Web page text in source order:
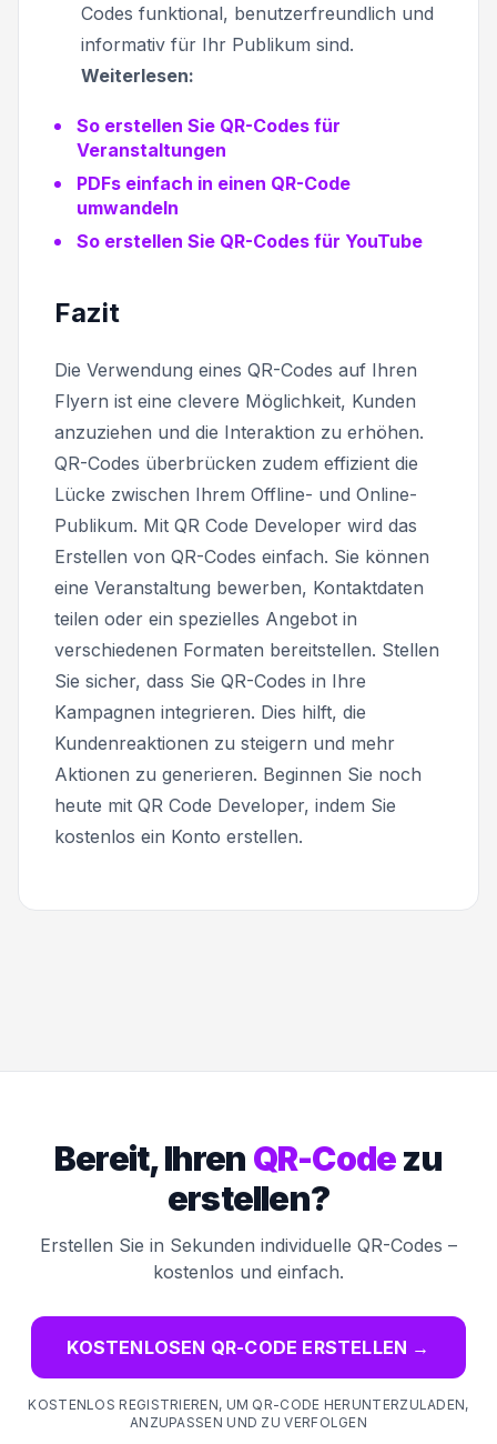
Codes funktional, benutzerfreundlich und
informativ für Ihr Publikum sind.
Weiterlesen:
So erstellen Sie QR-Codes für
Veranstaltungen
PDFs einfach in einen QR-Code
umwandeln
So erstellen Sie QR-Codes für YouTube
Fazit
Die Verwendung eines QR-Codes auf Ihren
Flyern ist eine clevere Möglichkeit, Kunden
anzuziehen und die Interaktion zu erhöhen.
QR-Codes überbrücken zudem effizient die
Lücke zwischen Ihrem Offline- und Online-
Publikum. Mit QR Code Developer wird das
Erstellen von QR-Codes einfach. Sie können
eine Veranstaltung bewerben, Kontaktdaten
teilen oder ein spezielles Angebot in
verschiedenen Formaten bereitstellen. Stellen
Sie sicher, dass Sie QR-Codes in Ihre
Kampagnen integrieren. Dies hilft, die
Kundenreaktionen zu steigern und mehr
Aktionen zu generieren. Beginnen Sie noch
heute mit QR Code Developer, indem Sie
kostenlos ein Konto erstellen.
Bereit, Ihren QR-Codezu
erstellen?
Erstellen Sie in Sekunden individuelle QR-Codes –
kostenlos und einfach.
KOSTENLOSEN QR-CODE ERSTELLEN →
KOSTENLOS REGISTRIEREN, UM QR-CODE HERUNTERZULADEN,
ANZUPASSEN UND ZU VERFOLGEN